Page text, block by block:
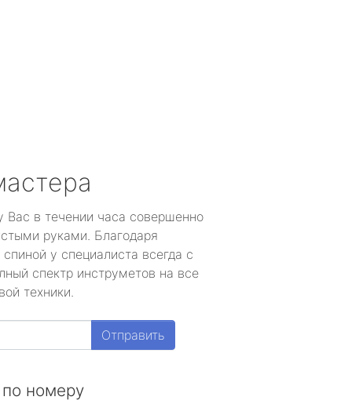
Вас в течении часа совершенно
руками. Благодаря
у специалиста всегда с
спектр инструметов на все
техники.
Отправить
номеру